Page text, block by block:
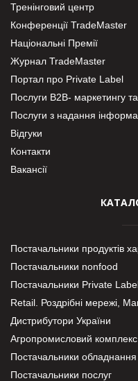
Тренінговий центр
Конференції TradeMaster
Національні Премії
Журнал TradeMaster
Портал про Private Label
Послуги В2В- маркетингу та
Послуги з надання
Відгуки
Контакти
Вакансії
Постачальники продуктів
Постачальники nonfood
Постачальники Private
Retail. Роздрібні мережі,
Дистрибутори України
Агропромисловий комплекс
Постачальники обладнання
Постачальники послуг